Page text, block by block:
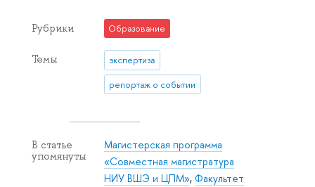
Рубрики Образование
Темы экспертиза
репортаж о событии
В статье
упомянуты
Магистерская программа
«Совместная магистратура
НИУ ВШЭ и ЦПМ»,Факультет